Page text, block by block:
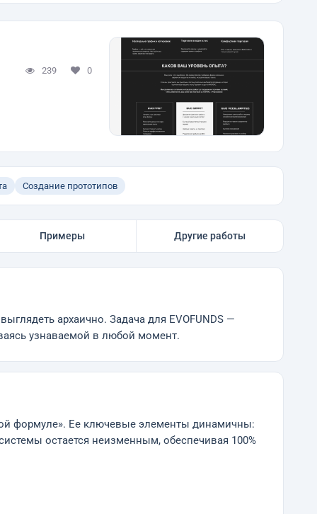
239 0
Создание прототипов
Примеры Другие работы
архаично. Задача для EVOFUNDS —
узнаваемой в любой момент.
формуле». Ее ключевые элементы динамичны:
остается неизменным, обеспечивая 100%